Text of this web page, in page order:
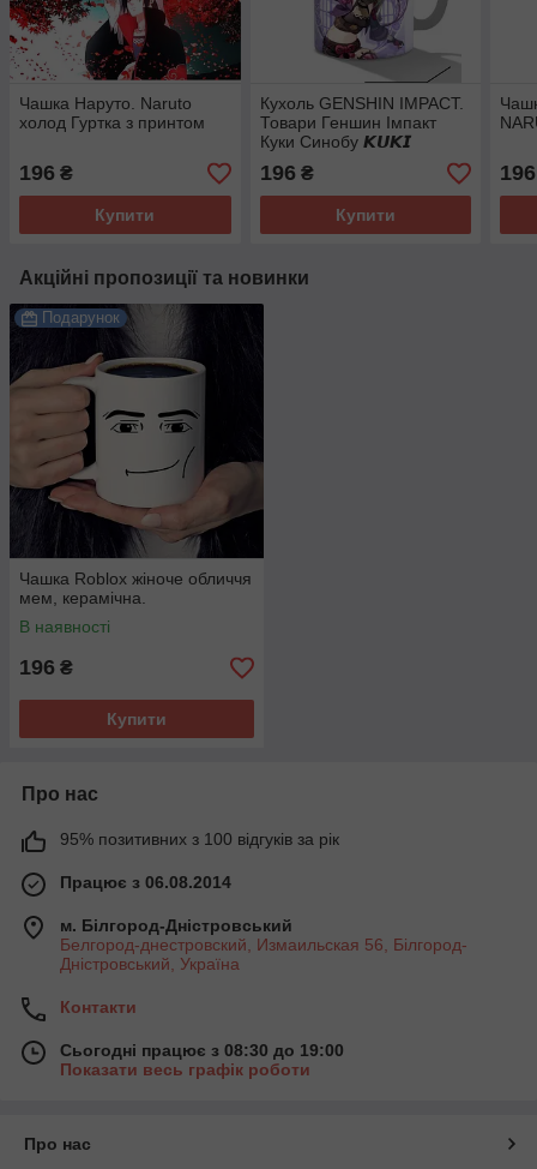
Чашка Наруто. Naruto
холод Гуртка з принтом
196 ₴
Купити
Кухоль GENSHIN IMPACT.
Товари Геншин Імпакт
Куки Синобу 𝙆𝙐𝙆𝙄
𝙎𝙃𝙄𝙉𝙊𝘽𝙐
196 ₴
Купити
196
Акційні пропозиції та новинки
Подарунок
Чашка Roblox жіноче обличчя
мем, керамічна.
В наявності
196 ₴
Купити
Про нас
95% позитивних з 100 відгуків за рік
Працює з 06.08.2014
м. Білгород-Дністровський
Белгород-днестровский, Измаильская 56, Білгород-
Дністровський, Україна
Контакти
Сьогодні працює з 08:30 до 19:00
Показати весь графік роботи
Про нас